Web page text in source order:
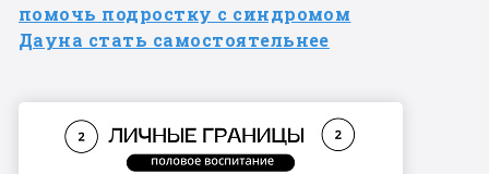
помочь подростку с синдромом
Дауна стать самостоятельнее